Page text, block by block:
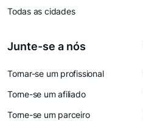
Todas as cidades
Junte-se a nós
Tornar-se um profissional
Torne-se um afiliado
Torne-se um parceiro